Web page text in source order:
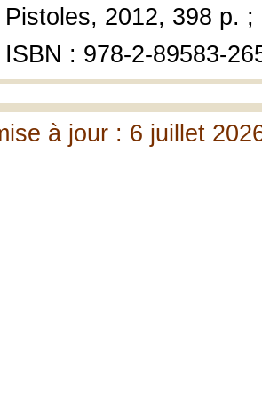
Pistoles, 2012, 398 p. ;
ISBN : 978-2-89583-
à jour : 6 juillet